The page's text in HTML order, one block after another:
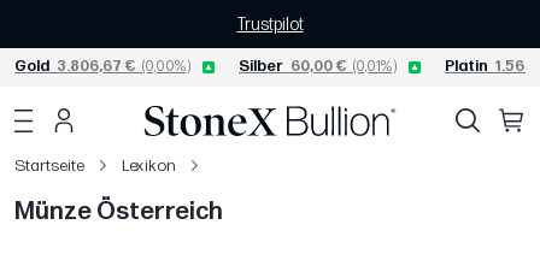
Trustpilot
Gold 3.806,67 € (0,00%) Silber 60,00 € (0,01%) Platin
Startseite Lexikon
Münze Österreich